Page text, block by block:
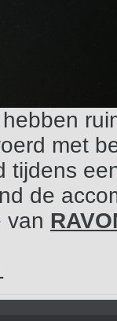
met
tijdens
de
van